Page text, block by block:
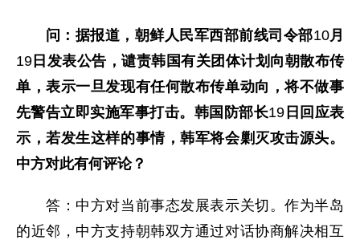
问：据报道，朝鲜人民军西部前线司令部10月
19 日发表公告，谴责韩国有关团体计划向朝散布传
单，表示一旦发现有任何散布传单动向，将不做事
先警告立即实施军事打击。韩国防部长19 日回应表
示，若发生这样的事情，韩军将会剿灭攻击源头。
中方对此有何评论？
答：中方对当前事态发展表示关切。作为半岛
的近邻，中方支持朝韩双方通过对话协商解决相互